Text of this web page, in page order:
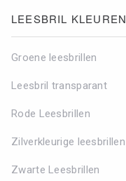
LEESBRIL KLEUREN
Groene leesbrillen
Leesbril transparant
Rode Leesbrillen
Zilverkleurige leesbrillen
Zwarte Leesbrillen